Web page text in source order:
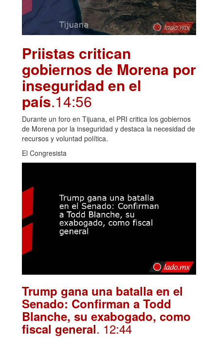
Priistas critican
gobiernos de Morena por
inseguridad en el
país.14:56
Durante un foro en Tijuana, el PRI critica los gobiernos
de Morena por la inseguridad y destaca la necesidad de
recursos y voluntad política.
El Congresista
Trump gana una batalla en el
Senado: Confirman a Todd
Blanche, su exabogado, como
fiscal general. 12:44